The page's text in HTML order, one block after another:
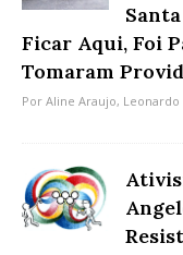
Ficar Aqui, Foi
Tomaram
Por Aline Araujo, Leonardo